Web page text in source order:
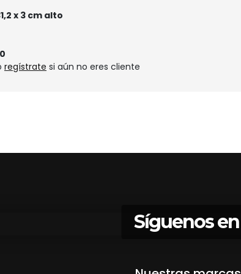
x 3 cm alto
regístrate si aún no eres cliente
Síguenos en